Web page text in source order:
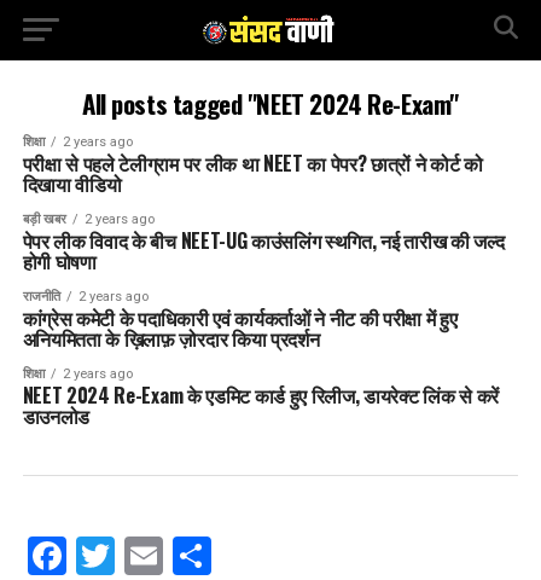
All posts tagged "NEET 2024 Re-Exam"
शिक्षा 2 years ago
परीक्षा से पहले टेलीग्राम पर लीक था NEET का पेपर? छात्रों ने कोर्ट को
दिखाया वीडियो
बड़ी खबर 2 years ago
पेपर लीक विवाद के बीच NEET-UG काउंसलिंग स्थगित, नई तारीख की जल्द
होगी घोषणा
राजनीति 2 years ago
कांग्रेस कमेटी के पदाधिकारी एवं कार्यकर्ताओं ने नीट की परीक्षा में हुए
अनियमितता के ख़िलाफ़ ज़ोरदार किया प्रदर्शन
शिक्षा 2 years ago
NEET 2024 Re-Exam के एडमिट कार्ड हुए रिलीज, डायरेक्ट लिंक से करें
डाउनलोड
Facebook
Twitter
EmailShare